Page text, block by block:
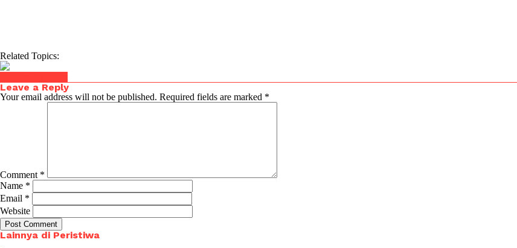
Related Topics:
Leave a Reply
Your email address will not be published. Required fields are marked *
Comment *
Name *
Email *
Website
Lainnya di Peristiwa